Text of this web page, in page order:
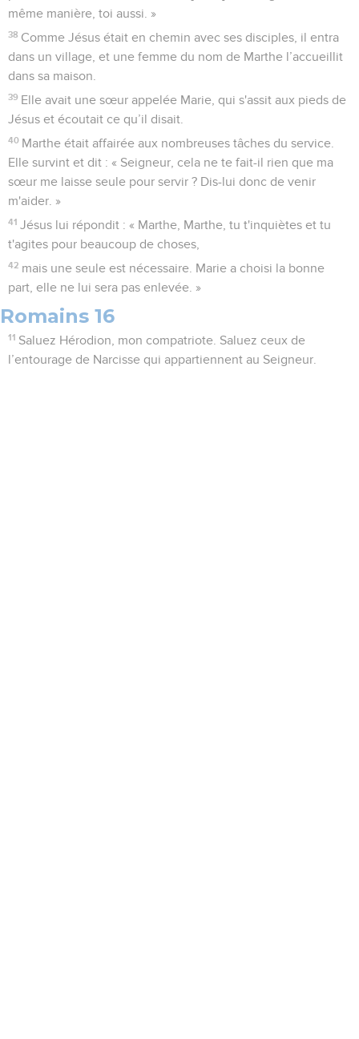
même manière, toi aussi. »
38 Comme Jésus était en chemin avec ses disciples, il entra
dans un village, et une femme du nom de Marthe l’accueillit
dans sa maison.
39 Elle avait une sœur appelée Marie, qui s'assit aux pieds de
Jésus et écoutait ce qu’il disait.
40 Marthe était affairée aux nombreuses tâches du service.
Elle survint et dit : « Seigneur, cela ne te fait-il rien que ma
sœur me laisse seule pour servir ? Dis-lui donc de venir
m'aider. »
41 Jésus lui répondit : « Marthe, Marthe, tu t'inquiètes et tu
t'agites pour beaucoup de choses,
42 mais une seule est nécessaire. Marie a choisi la bonne
part, elle ne lui sera pas enlevée. »
Romains 16
11 Saluez Hérodion, mon compatriote. Saluez ceux de
l’entourage de Narcisse qui appartiennent au Seigneur.